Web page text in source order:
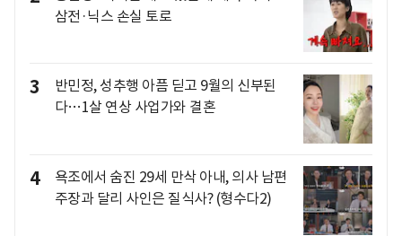
삼전·닉스 손실 토로
3
반민정, 성추행 아픔 딛고 9월의 신부된
다…1살 연상 사업가와 결혼
4
욕조에서 숨진 29세 만삭 아내, 의사 남편
주장과 달리 사인은 질식사? (형수다2)